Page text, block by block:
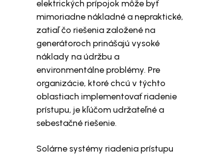
elektrických prípojok môže byť
mimoriadne nákladné a nepraktické,
zatiaľ čo riešenia založené na
generátoroch prinášajú vysoké
náklady na údržbu a
environmentálne problémy. Pre
organizácie, ktoré chcú v týchto
oblastiach implementovať riadenie
prístupu, je kľúčom udržateľné a
sebestačné riešenie.
Solárne systémy riadenia prístupu